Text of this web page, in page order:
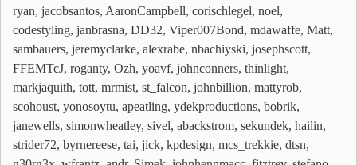
ryan, jacobsantos, AaronCampbell, corischlegel, noel,
codestyling, janbrasna, DD32, Viper007Bond, mdawaffe, Matt,
sambauers, jeremyclarke, alexrabe, nbachiyski, josephscott,
FFEMTcJ, roganty, Ozh, yoavf, johnconners, thinlight,
markjaquith, tott, mrmist, st_falcon, johnbillion, mattyrob,
scohoust, yonosoytu, apeatling, ydekproductions, bobrik,
janewells, simonwheatley, sivel, abackstrom, sekundek, hailin,
strider72, byrnereese, tai, jick, kpdesign, mcs_trekkie, dtsn,